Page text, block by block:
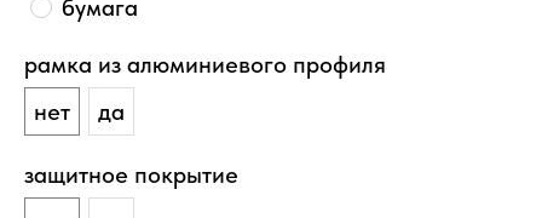
бумага
рамка из алюминиевого профиля
нет
да
защитное покрытие